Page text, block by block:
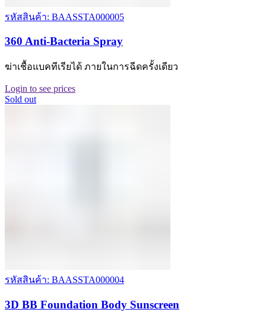
รหัสสินค้า: BAASSTA000005
360 Anti-Bacteria Spray
ฆ่าเชื้อแบคทีเรียได้ ภายในการฉีดครั้งเดียว
Login to see prices
Sold out
รหัสสินค้า: BAASSTA000004
3D BB Foundation Body Sunscreen